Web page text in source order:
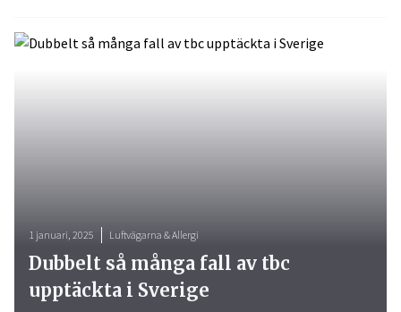
1 januari, 2025 Luftvägarna & Allergi
Dubbelt så många fall av tbc
upptäckta i Sverige